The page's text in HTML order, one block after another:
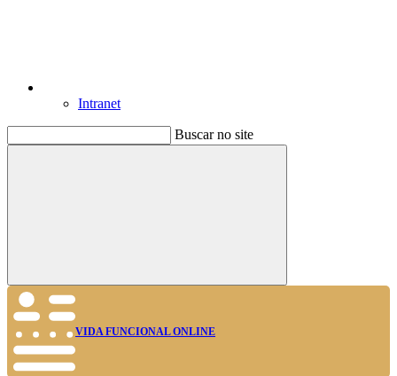
Intranet
Buscar no site
Buscar
VIDA FUNCIONAL ONLINE